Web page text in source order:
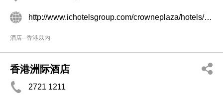
http://www.ichotelsgroup.com/crowneplaza/hotels/cn/zh/kowloon/hkgtk/hoteldetail
酒店─香港以内
香港洲际酒店
2721 1211